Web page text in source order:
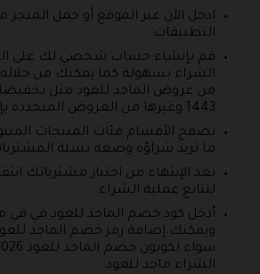
ادخل الآن عبر الموقع أو حمل المتجر
التطبيقات.
قم بإنشاء حساب شخصي لك على
الشراء بسهولة كما يمكنك من
من عروض الماجد للعود مثل
1443 وغيرها من العروض المتجددة بإستمرار.
تصفح الأقسام فئات المنتجات
ما تريد شراؤه وضعه بسلة
بعد الإنتهاء من اختيار مشترياتك
لتتابع عملية الشراء.
أدخل كود خصم الماجد للعود في
ويمكنك إضافة رمز خصم الماجد
الشراء ماجد للعود .